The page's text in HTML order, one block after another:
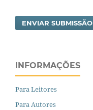
ENVIAR SUBMISSÃO
INFORMAÇÕES
Para Leitores
Para Autores